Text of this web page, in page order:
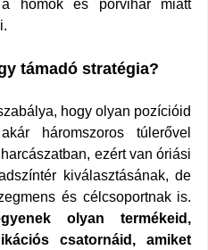
homok és porvihar miatt
támadó stratégia?
hogy olyan pozícióid
háromszoros túlerővel
ezért van óriási
kiválasztásának, de
és célcsoportnak is.
olyan termékeid,
csatornáid, amiket